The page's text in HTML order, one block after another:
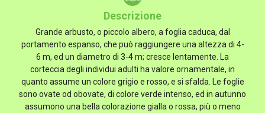
Descrizione
Grande arbusto, o piccolo albero, a foglia caduca, dal
portamento espanso, che può raggiungere una altezza di 4-
6 m, ed un diametro di 3-4 m; cresce lentamente. La
corteccia degli individui adulti ha valore ornamentale, in
quanto assume un colore grigio e rosso, e si sfalda. Le foglie
sono ovate od obovate, di colore verde intenso, ed in autunno
assumono una bella colorazione gialla o rossa, più o meno